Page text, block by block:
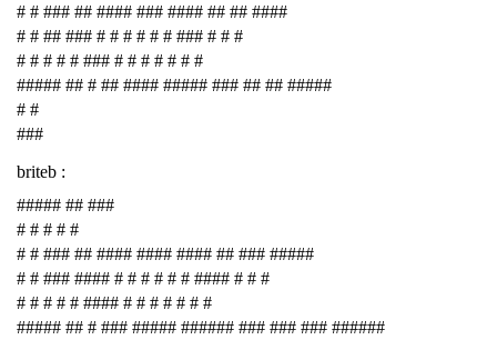
# # ### ## #### ### #### ## ## ####
# # ## ### # # # # # # ### # # #
# # # # # ### # # # # # # #
##### ## # ## #### ##### ### ## ## #####
# #
###
briteb :
##### ## ###
# # # # #
# # ### ## #### #### #### ## ### #####
# # ### #### # # # # # # #### # # #
# # # # # #### # # # # # # #
##### ## # ### ##### ###### ### ### ### ######